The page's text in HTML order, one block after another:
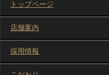
トップページ
店舗案内
採用情報